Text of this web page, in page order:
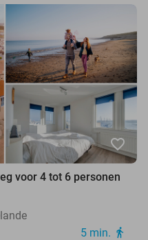
favorite_border
voor 4 tot 6 personen
5 min. directions_walk